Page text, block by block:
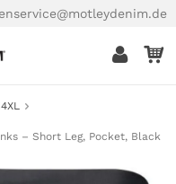
– Short Leg, Pocket, Black